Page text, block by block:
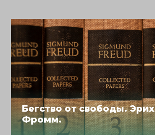
Бегство от свободы. Эрих
Фромм.